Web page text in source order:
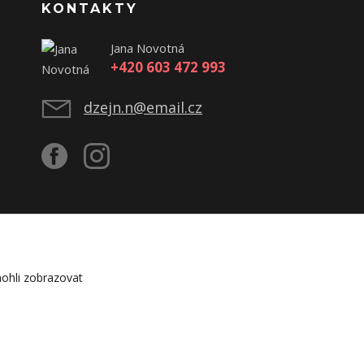
KONTAKTY
Jana Novotná
+420 603 472 993
dzejn.n@email.cz
zobrazovat